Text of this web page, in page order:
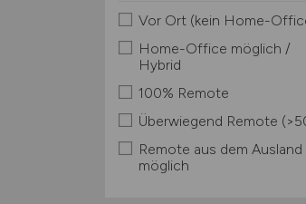
Vor Ort (kein Home-
Home-Office möglich /
Hybrid
100% Remote
Überwiegend Remote
Remote aus dem Ausland
möglich